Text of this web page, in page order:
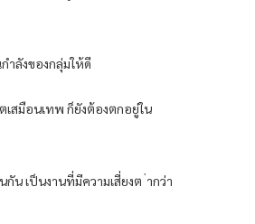
ำลังของกลุ่มให้ดี
สมือนเทพ ก็ยังต้องตกอยู่ใน
น เป็นงานที่มีความเสี่ยงต ่ากว่า